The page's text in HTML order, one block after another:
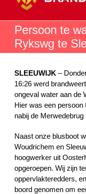
inhoudPersoon te
Rykswg te
SLEEUWIJK –
16:26 werd
ongeval water aan de
Hier was een
nabij de
Naast onze blusboot
Woudrichem en
hoogwerker uit
opgeroepen. Wij zijn
oppervlakteredders,
boord genomen om